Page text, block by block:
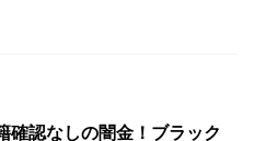
確認なしの闇金！ブラック